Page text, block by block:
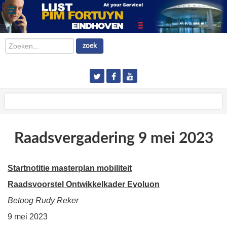
Zoeken... zoek
Raadsvergadering 9 mei 2023
Startnotitie masterplan mobiliteit
Raadsvoorstel Ontwikkelkader Evoluon
Betoog Rudy Reker
9 mei 2023